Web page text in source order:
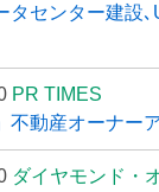
タセンター建設
PR TIMES
不動産オーナー
ダイヤモンド・